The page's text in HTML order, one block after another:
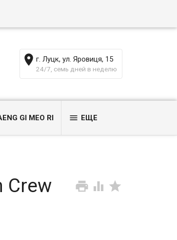
г. Луцк, ул. Яровиця, 15
24/7, семь дней в неделю
GI MEO RI ЕЩЕ
Crew